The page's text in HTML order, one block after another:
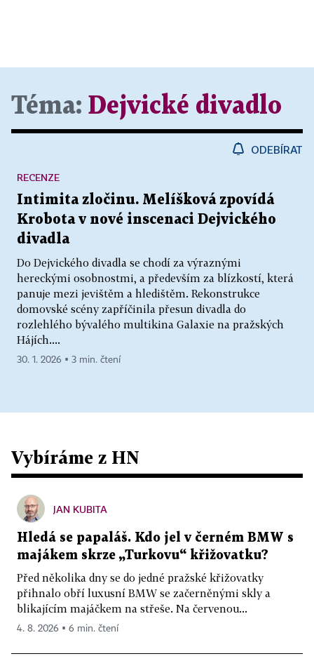
Téma: Dejvické divadlo
ODEBÍRAT
Intimita zločinu. Melíšková zpovídá
Krobota v nové inscenaci Dejvického
divadla
Do Dejvického divadla se chodí za výraznými
hereckými osobnostmi, a především za blízkostí, která
panuje mezi jevištěm a hledištěm. Rekonstrukce
domovské scény zapříčinila přesun divadla do
rozlehlého bývalého multikina Galaxie na pražských
Hájích....
RECENZE
30. 1. 2026 ▪ 3 min. čtení
Vybíráme z HN
JAN KUBITA
Hledá se papaláš. Kdo jel v černém BMW s
majákem skrze „Turkovu“ křižovatku?
Před několika dny se do jedné pražské křižovatky
přihnalo obří luxusní BMW se začerněnými skly a
blikajícím majáčkem na střeše. Na červenou...
4. 8. 2026 ▪ 6 min. čtení